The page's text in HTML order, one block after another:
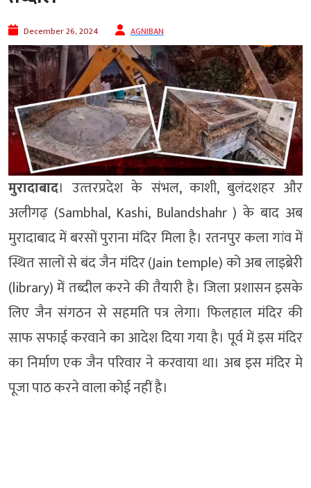
December 26, 2024 AGNIBAN
मुरादाबाद। उत्‍तरप्रदेश के संभल, काशी, बुलंदशहर और
अलीगढ़ (Sambhal, Kashi, Bulandshahr ) के बाद अब
मुरादाबाद में बरसों पुराना मंदिर मिला है। रतनपुर कला गांव में
स्थित सालों से बंद जैन मंदिर (Jain temple) को अब लाइब्रेरी
(library) में तब्दील करने की तैयारी है। जिला प्रशासन इसके
लिए जैन संगठन से सहमति पत्र लेगा। फिलहाल मंदिर की
साफ सफाई करवाने का आदेश दिया गया है। पूर्व में इस मंदिर
का निर्माण एक जैन परिवार ने करवाया था। अब इस मंदिर मे
पूजा पाठ करने वाला कोई नहीं है।